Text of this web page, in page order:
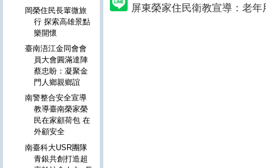
屏東榮家住民衛教宣導：老年
岡榮住民長輩微旅
行 探索高雄景點
樂開懷
臺南浯江金同會會
員大會圓滿達陣
蔡忠盼：凝聚金
門人鄉親鄉誼
南警整合安全宣導
教導臺南榮家榮
民在家顧荷包 在
外顧安全
南臺科大USR團隊
青銀共創打造超